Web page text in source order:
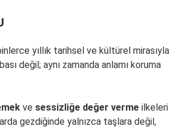
yıllık tarihsel ve kültürel mirasıyla
değil; aynı zamanda anlamı koruma
ve sessizliğe değer verme ilkeleri
gezdiğinde yalnızca taşlara değil,